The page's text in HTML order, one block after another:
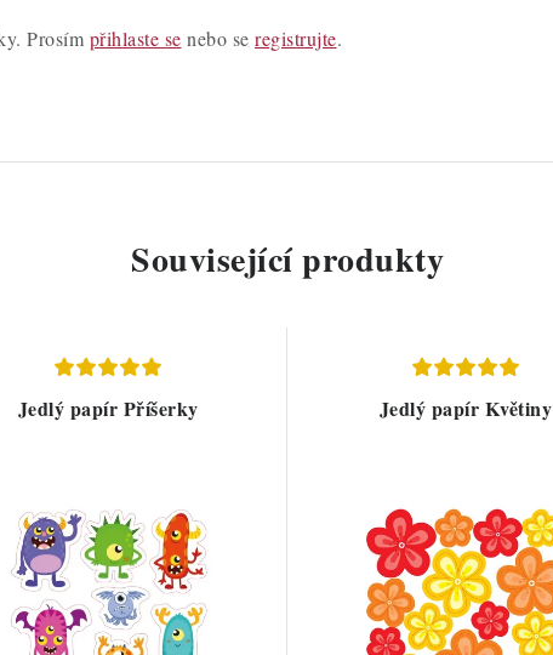
Prosím přihlaste se nebo se registrujte.
Související produkty
Jedlý papír Příšerky Jedlý papír Květiny